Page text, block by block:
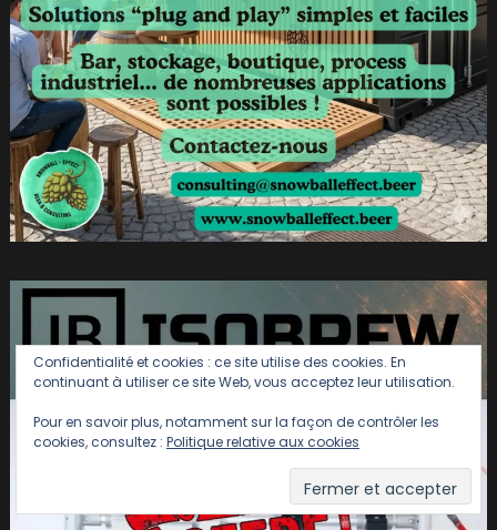
Confidentialité et cookies : ce site utilise des cookies. En
continuant à utiliser ce site Web, vous acceptez leur utilisation.
Pour en savoir plus, notamment sur la façon de contrôler les
cookies, consultez : Politique relative aux cookies